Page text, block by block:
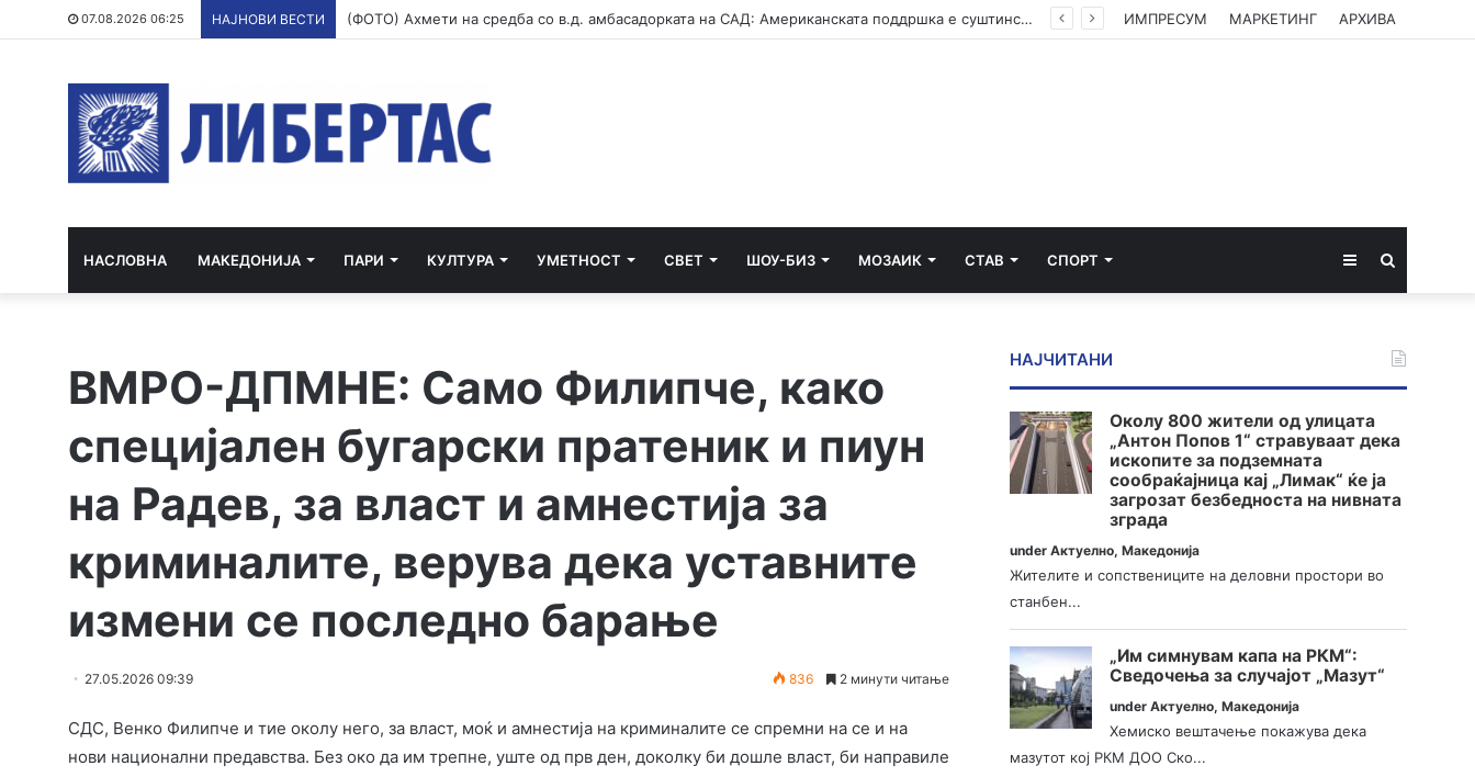
07.08.2026 06:25 НАЈНОВИ ВЕСТИ (ФОТО) Ахмети на средба со в.д. амбасадорката на САД: Американската поддршка е суштинска за зачувување на духот на Охридскиот договор ИМПРЕСУМ МАРКЕТИНГ АРХИВА
НАСЛОВНА МАКЕДОНИЈА ПАРИ КУЛТУРА УМЕТНОСТ СВЕТ ШОУ-БИЗ МОЗАИК СТАВ СПОРТ Sidebar
ВМРО-ДПМНЕ: Само Филипче, како
специјален бугарски пратеник и пиун
на Радев, за власт и амнестија за
криминалите, верува дека уставните
измени се последно барање
27.05.2026 09:39 836 2 минути читање
СДС, Венко Филипче и тие околу него, за власт, моќ и амнестија на криминалите се спремни на се и на
нови национални предавства. Без око да им трепне, уште од прв ден, доколку би дошле власт, би направиле
НАЈЧИТАНИ
Околу 800 жители од улицата
„Антон Попов 1“ стравуваат дека
ископите за подземната
сообраќајница кај „Лимак“ ќе ја
загрозат безбедноста на нивната
зграда
underАктуелно,Македонија
Жителите и сопствениците на деловни простори во
станбен...
„Им симнувам капа на РКМ“:
Сведочења за случајот „Мазут“
underАктуелно,Македонија
Хемиско вештачење покажува дека
мазутот кој РКМ ДОО Ско...